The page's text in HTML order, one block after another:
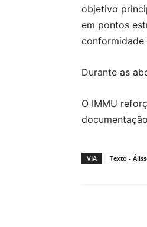
objetivo
em pontos
conformidade
Durante as
O IMMU
VIA Texto -